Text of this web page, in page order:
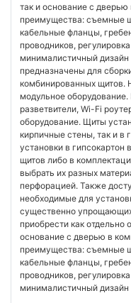
так и основание с
преимущества: съемные
кабельные фланцы,
проводников,
минималистичный
предназначены для
комбинированных щитов.
модульное
разветвители, Wi-Fi
оборудование. Щиты
кирпичные стены, так и в
установки в гипсокартон
щитов либо в
выбрать их разных
перфорацией. Также
необходимые для
существенно
приобрести как отдельно
основание с дверью в
преимущества: съемные
кабельные фланцы,
проводников,
минималистичный дизайн